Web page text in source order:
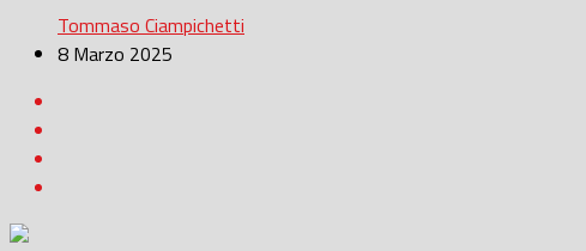
Tommaso Ciampichetti
8 Marzo 2025